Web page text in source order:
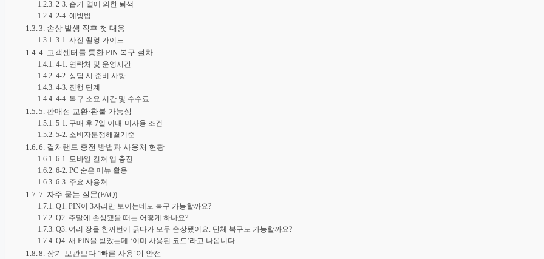
2-3. 습기·열에 의한 퇴색
2-4. 예방법
3. 손상 발생 직후 첫 대응
3-1. 사진 촬영 가이드
4. 고객센터를 통한 PIN 복구 절차
4-1. 연락처 및 운영시간
4-2. 상담 시 준비 사항
4-3. 진행 단계
4-4. 복구 소요 시간 및 수수료
5. 판매점 교환·환불 가능성
5-1. 구매 후 7일 이내·미사용 조건
5-2. 소비자분쟁해결기준
6. 컬처랜드 충전 방법과 사용처 현황
6-1. 모바일 컬처 앱 충전
6-2. PC 숨은 메뉴 활용
6-3. 주요 사용처
7. 자주 묻는 질문(FAQ)
Q1. PIN이 3자리만 보이는데도 복구 가능할까요?
Q2. 주말에 손상됐을 때는 어떻게 하나요?
Q3. 여러 장을 한꺼번에 긁다가 모두 손상됐어요. 단체 복구도 가능할까요?
Q4. 새 PIN을 받았는데 ‘이미 사용된 코드’라고 나옵니다.
8. 장기 보관보다 ‘빠른 사용’이 안전